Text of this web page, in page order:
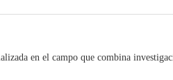
en el campo que combina